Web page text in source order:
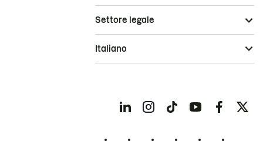
Settore legale
Italiano